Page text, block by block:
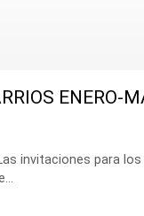
ENERO-
invitaciones para los